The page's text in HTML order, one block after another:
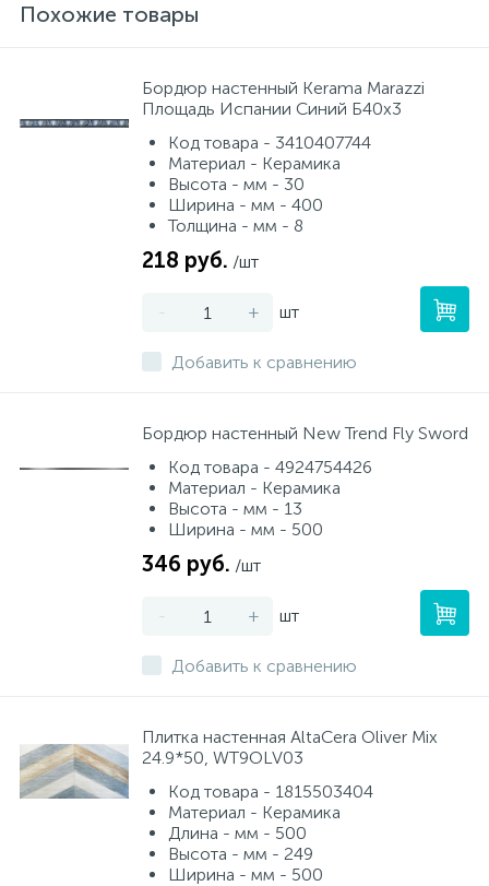
Похожие товары
Бордюр настенный Kerama Marazzi
Площадь Испании Синий Б40х3
Код товара - 3410407744
Материал - Керамика
Высота - мм - 30
Ширина - мм - 400
Толщина - мм - 8
218 руб. /шт
- + шт
Добавить к сравнению
Бордюр настенный New Trend Fly Sword
Код товара - 4924754426
Материал - Керамика
Высота - мм - 13
Ширина - мм - 500
346 руб. /шт
- + шт
Добавить к сравнению
Плитка настенная AltaCera Oliver Mix
24.9*50, WT9OLV03
Код товара - 1815503404
Материал - Керамика
Длина - мм - 500
Высота - мм - 249
Ширина - мм - 500